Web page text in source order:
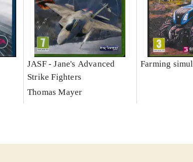
JASF - Jane's Advanced
Strike Fighters
Thomas Mayer
Farming